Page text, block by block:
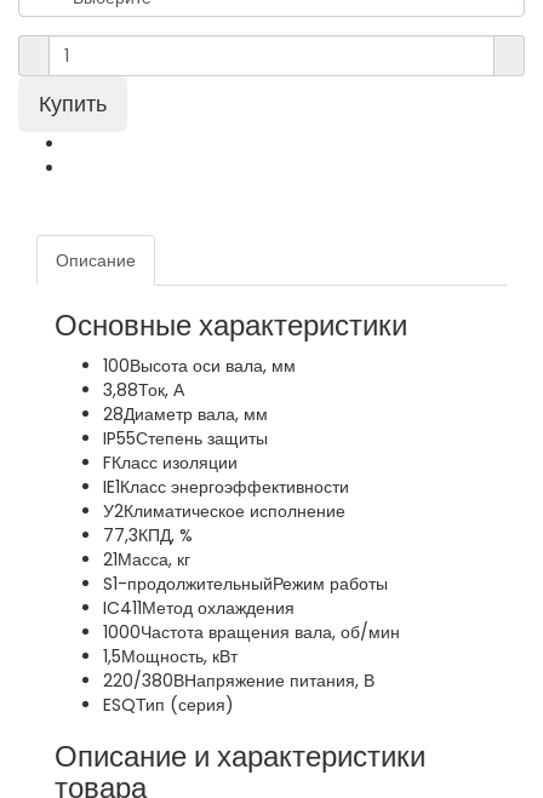
Описание
Основные характеристики
100Высота оси вала, мм
3,88Ток, А
28Диаметр вала, мм
IP55Степень защиты
FКласс изоляции
IE1Класс энергоэффективности
У2Климатическое исполнение
77,3КПД, %
21Масса, кг
S1-продолжительныйРежим работы
IC411Метод охлаждения
1000Частота вращения вала, об/мин
1,5Мощность, кВт
220/380ВНапряжение питания, В
ESQТип (серия)
Описание и характеристики
товара